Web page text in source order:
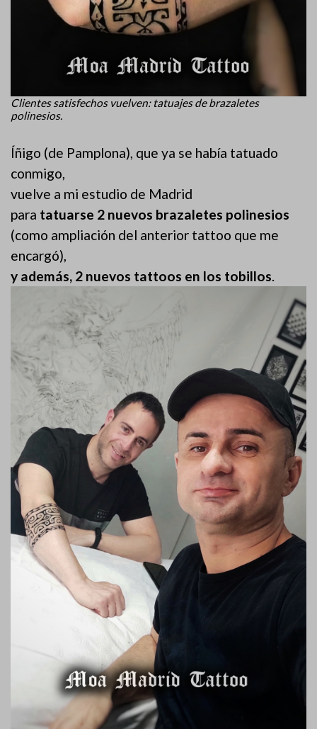
Clientes satisfechos vuelven: tatuajes de brazaletes
polinesios.
Íñigo (de Pamplona), que ya se había tatuado
conmigo,
vuelve a mi estudio de Madrid
para tatuarse 2 nuevos brazaletes polinesios
(como ampliación del anterior tattoo que me
encargó),
y además, 2 nuevos tattoos en los tobillos